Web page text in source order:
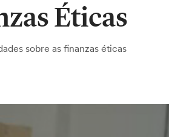
Éticas
sobre as finanzas éticas